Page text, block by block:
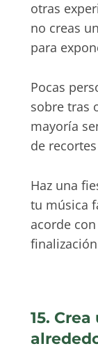
otras
no creas
para
Pocas
sobre tras
mayoría
de
Haz una
tu música
acorde
15.